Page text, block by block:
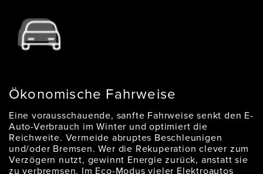
Ökonomische Fahrweise
Eine vorausschauende, sanfte Fahrweise senkt den E-
Auto-Verbrauch im Winter und optimiert die
Reichweite. Vermeide abruptes Beschleunigen
und/oder Bremsen. Wer die Rekuperation clever zum
Verzögern nutzt, gewinnt Energie zurück, anstatt sie
zu verbremsen. Im Eco-Modus vieler Elektroautos